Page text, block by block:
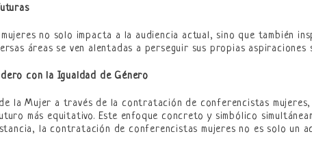
no solo impacta a la audiencia actual, sino que también
áreas se ven alentadas a perseguir sus propias aspiraciones
con la Igualdad de Género
la Mujer a través de la contratación de conferencistas
más equitativo. Este enfoque concreto y simbólico
la contratación de conferencistas mujeres no es solo un